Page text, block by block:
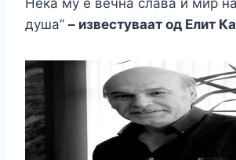
Нека му е вечна слава и мир
душа” – известуваат од Елит